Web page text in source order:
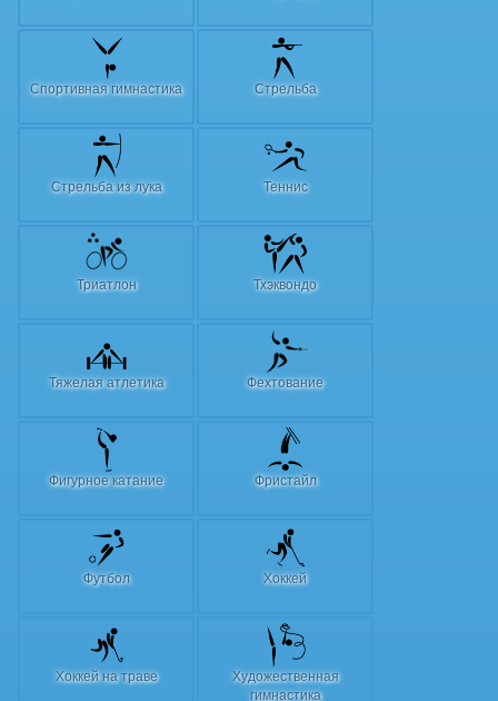
Спортивная гимнастика Стрельба
Стрельба из лука Теннис
Триатлон Тхэквондо
Тяжелая атлетика Фехтование
Фигурное катание Фристайл
Футбол Хоккей
Хоккей на траве
Художественная
гимнастика